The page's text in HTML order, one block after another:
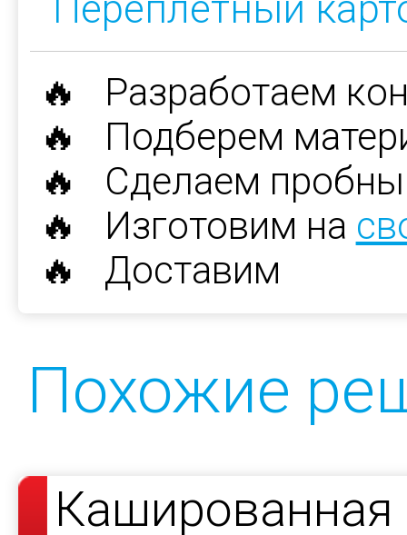
🔥 Разработаем
🔥 Подберем
🔥 Сделаем
🔥 Изготовим на
🔥 Доставим
Похожие
Кашированная